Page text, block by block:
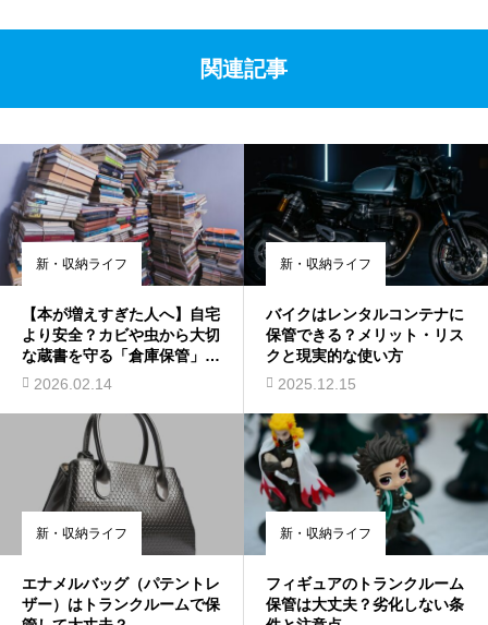
関連記事
新・収納ライフ
【本が増えすぎた人へ】自宅
より安全？カビや虫から大切
な蔵書を守る「倉庫保管」完
全ガイド
2026.02.14
新・収納ライフ
バイクはレンタルコンテナに
保管できる？メリット・リス
クと現実的な使い方
2025.12.15
新・収納ライフ
エナメルバッグ（パテントレ
ザー）はトランクルームで保
新・収納ライフ
フィギュアのトランクルーム
保管は大丈夫？劣化しない条